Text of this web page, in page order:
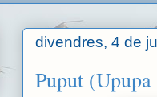
divendres, 4 de
Puput (Upupa